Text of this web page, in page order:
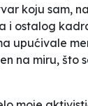
koju sam,
i ostalog
upućivale
na miru, što